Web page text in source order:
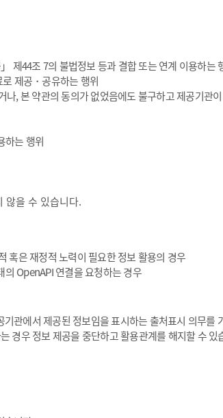
제44조 7의 불법정보 등과 결합 또는 연계 이용하는
제공・공유하는 행위
, 본 약관의 동의가 없었음에도 불구하고 제공기관
하는 행위
않을 수 있습니다.
혹은 재정적 노력이 필요한 정보 활용의 경우
OpenAPI 연결을 요청하는 경우
관에서 제공된 정보임을 표시하는 출처표시 의무를
경우 정보 제공을 중단하고 활용관계를 해지할 수 있